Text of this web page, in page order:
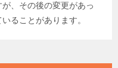
、その後の変更があっ
ることがあります。